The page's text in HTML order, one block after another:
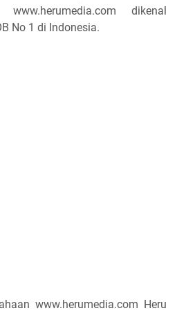
dikenal
No 1 di Indonesia.
www.herumedia.com Heru